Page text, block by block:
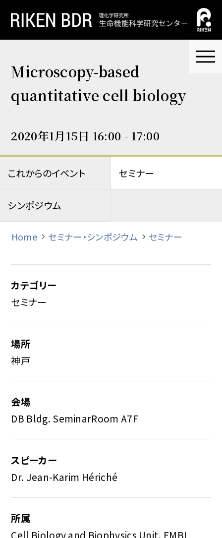
Microscopy-based
quantitative cell biology
2020年1月15日 16:00 - 17:00
これからのイベント セミナー
シンポジウム
Home セミナー・シンポジウム セミナー
カテゴリー
セミナー
場所
神戸
会場
DB Bldg. SeminarRoom A7F
スピーカー
Dr. Jean-Karim Hériché
所属
Cell Biology and Biophysics Unit, EMBL